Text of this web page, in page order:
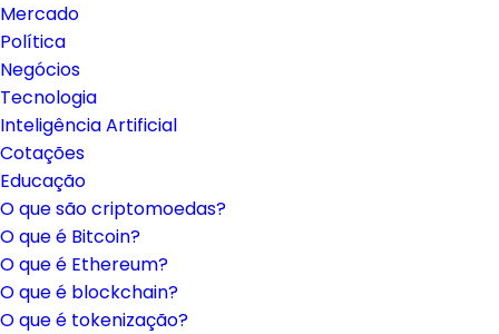
Mercado
Política
Negócios
Tecnologia
Inteligência Artificial
Cotações
Educação
O que são criptomoedas?
O que é Bitcoin?
O que é Ethereum?
O que é blockchain?
O que é tokenização?